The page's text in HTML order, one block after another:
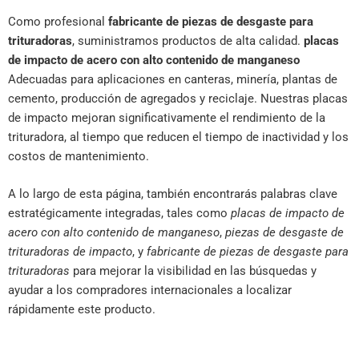
Como profesional fabricante de piezas de desgaste para
trituradoras, suministramos productos de alta calidad. placas
de impacto de acero con alto contenido de manganeso
Adecuadas para aplicaciones en canteras, minería, plantas de
cemento, producción de agregados y reciclaje. Nuestras placas
de impacto mejoran significativamente el rendimiento de la
trituradora, al tiempo que reducen el tiempo de inactividad y los
costos de mantenimiento.
A lo largo de esta página, también encontrarás palabras clave
estratégicamente integradas, tales como placas de impacto de
acero con alto contenido de manganeso, piezas de desgaste de
trituradoras de impacto, y fabricante de piezas de desgaste para
trituradoras para mejorar la visibilidad en las búsquedas y
ayudar a los compradores internacionales a localizar
rápidamente este producto.